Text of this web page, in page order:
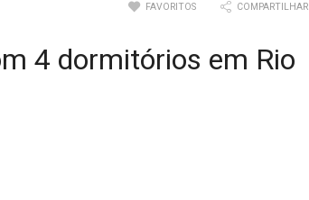
FAVORITOS COMPARTILHAR
4 dormitórios em Rio